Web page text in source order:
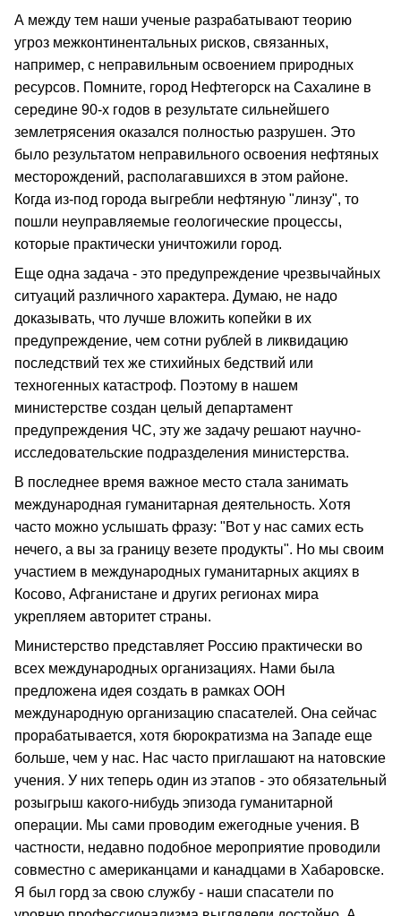
А между тем наши ученые разрабатывают теорию
угроз межконтинентальных рисков, связанных,
например, с неправильным освоением природных
ресурсов. Помните, город Нефтегорск на Сахалине в
середине 90-х годов в результате сильнейшего
землетрясения оказался полностью разрушен. Это
было результатом неправильного освоения нефтяных
месторождений, располагавшихся в этом районе.
Когда из-под города выгребли нефтяную "линзу", то
пошли неуправляемые геологические процессы,
которые практически уничтожили город.
Еще одна задача - это предупреждение чрезвычайных
ситуаций различного характера. Думаю, не надо
доказывать, что лучше вложить копейки в их
предупреждение, чем сотни рублей в ликвидацию
последствий тех же стихийных бедствий или
техногенных катастроф. Поэтому в нашем
министерстве создан целый департамент
предупреждения ЧС, эту же задачу решают научно-
исследовательские подразделения министерства.
В последнее время важное место стала занимать
международная гуманитарная деятельность. Хотя
часто можно услышать фразу: "Вот у нас самих есть
нечего, а вы за границу везете продукты". Но мы своим
участием в международных гуманитарных акциях в
Косово, Афганистане и других регионах мира
укрепляем авторитет страны.
Министерство представляет Россию практически во
всех международных организациях. Нами была
предложена идея создать в рамках ООН
международную организацию спасателей. Она сейчас
прорабатывается, хотя бюрократизма на Западе еще
больше, чем у нас. Нас часто приглашают на натовские
учения. У них теперь один из этапов - это обязательный
розыгрыш какого-нибудь эпизода гуманитарной
операции. Мы сами проводим ежегодные учения. В
частности, недавно подобное мероприятие проводили
совместно с американцами и канадцами в Хабаровске.
Я был горд за свою службу - наши спасатели по